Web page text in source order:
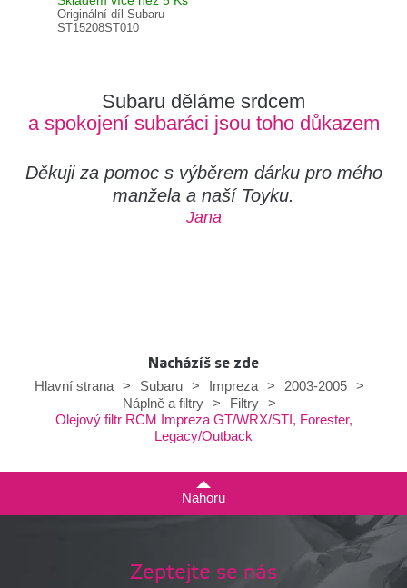
Originální díl Subaru
ST15208ST010
Subaru děláme srdcem
a spokojení subaráci jsou toho důkazem
Děkuji za pomoc s výběrem dárku pro mého
manžela a naší Toyku.
Jana
Nacházíš se zde
Hlavní strana
> Subaru > Impreza > 2003-2005
>
Náplně a filtry
> Filtry
>
Olejový filtr RCM Impreza GT/WRX/STI, Forester,
Legacy/Outback
Nahoru
Zeptejte se nás